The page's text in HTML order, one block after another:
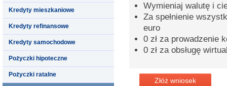
Kredyty mieszkaniowe
Kredyty refinansowe
Kredyty samochodowe
Pożyczki hipoteczne
Pożyczki ratalne
Wymieniaj walutę i
Za spełnienie
euro
0 zł za prowadzenie
0 zł za obsługę
Złóż wniosek